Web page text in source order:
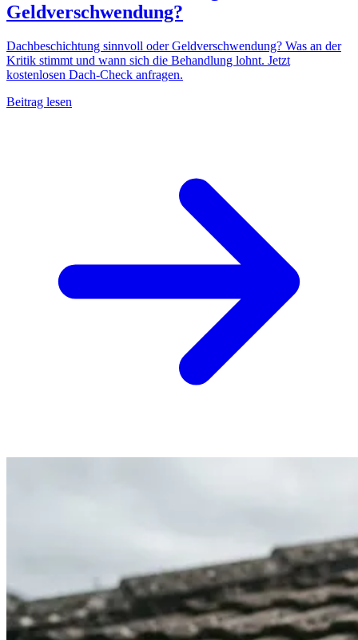
Geldverschwendung?
Dachbeschichtung sinnvoll oder Geldverschwendung? Was an der
Kritik stimmt und wann sich die Behandlung lohnt. Jetzt
kostenlosen Dach-Check anfragen.
Beitrag lesen